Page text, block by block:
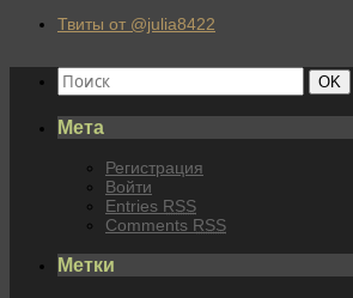
Твиты от @julia8422
Найти: Поиск
OK
Мета
Регистрация
Войти
Entries RSS
Comments RSS
Метки